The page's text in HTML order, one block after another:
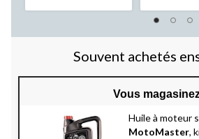
Souvent achetés
Vous
Huile à moteur
MotoMaster,